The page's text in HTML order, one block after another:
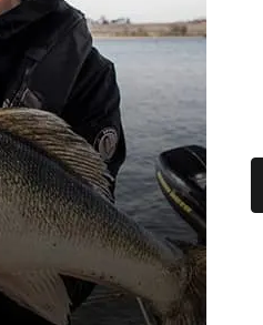
Om oss
Om Out Fishing
Operation Goksjø
Hållbarhet
Öppenhet